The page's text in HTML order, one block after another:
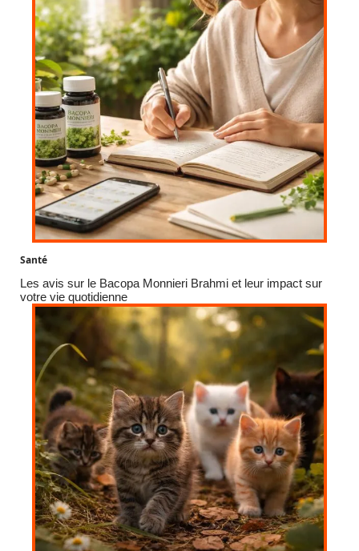
Santé
Les avis sur le Bacopa Monnieri Brahmi et leur impact sur
votre vie quotidienne